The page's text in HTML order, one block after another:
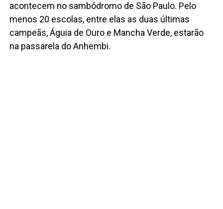
acontecem no sambódromo de São Paulo. Pelo
menos 20 escolas, entre elas as duas últimas
campeãs, Águia de Ouro e Mancha Verde, estarão
na passarela do Anhembi.